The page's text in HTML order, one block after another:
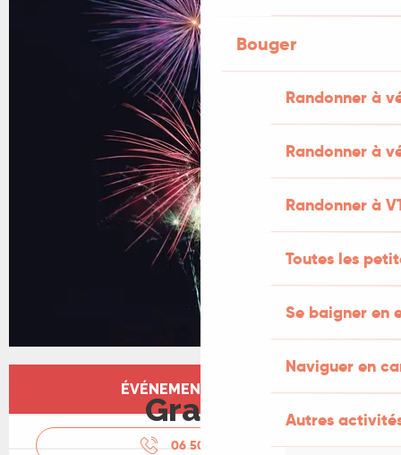
Bouger
Randonner à
Randonner à
Randonner à
Toutes les
Se baigner en
Naviguer en
Autres
Ouverture et coordonnées
ÉVÉNEMENT TERMINÉ
Gratuit
06 50 21 85